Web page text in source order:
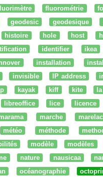
fluorométrie
geodesic geodesique
histoire hole host
identifier ikea
installation
invisible IP address
kayak kiff kite
libreoffice lice licence
marche marelac
météo méthode
modèle modèles
nature nausicaa
océanographie